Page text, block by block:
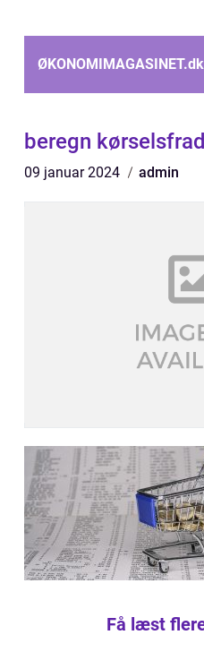
ØKONOMIMAGASINET.dk
beregn
09 januar 2024 admin
Få læst